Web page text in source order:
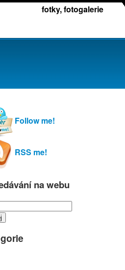
fotky, fotogalerie
Follow me!
RSS me!
na webu